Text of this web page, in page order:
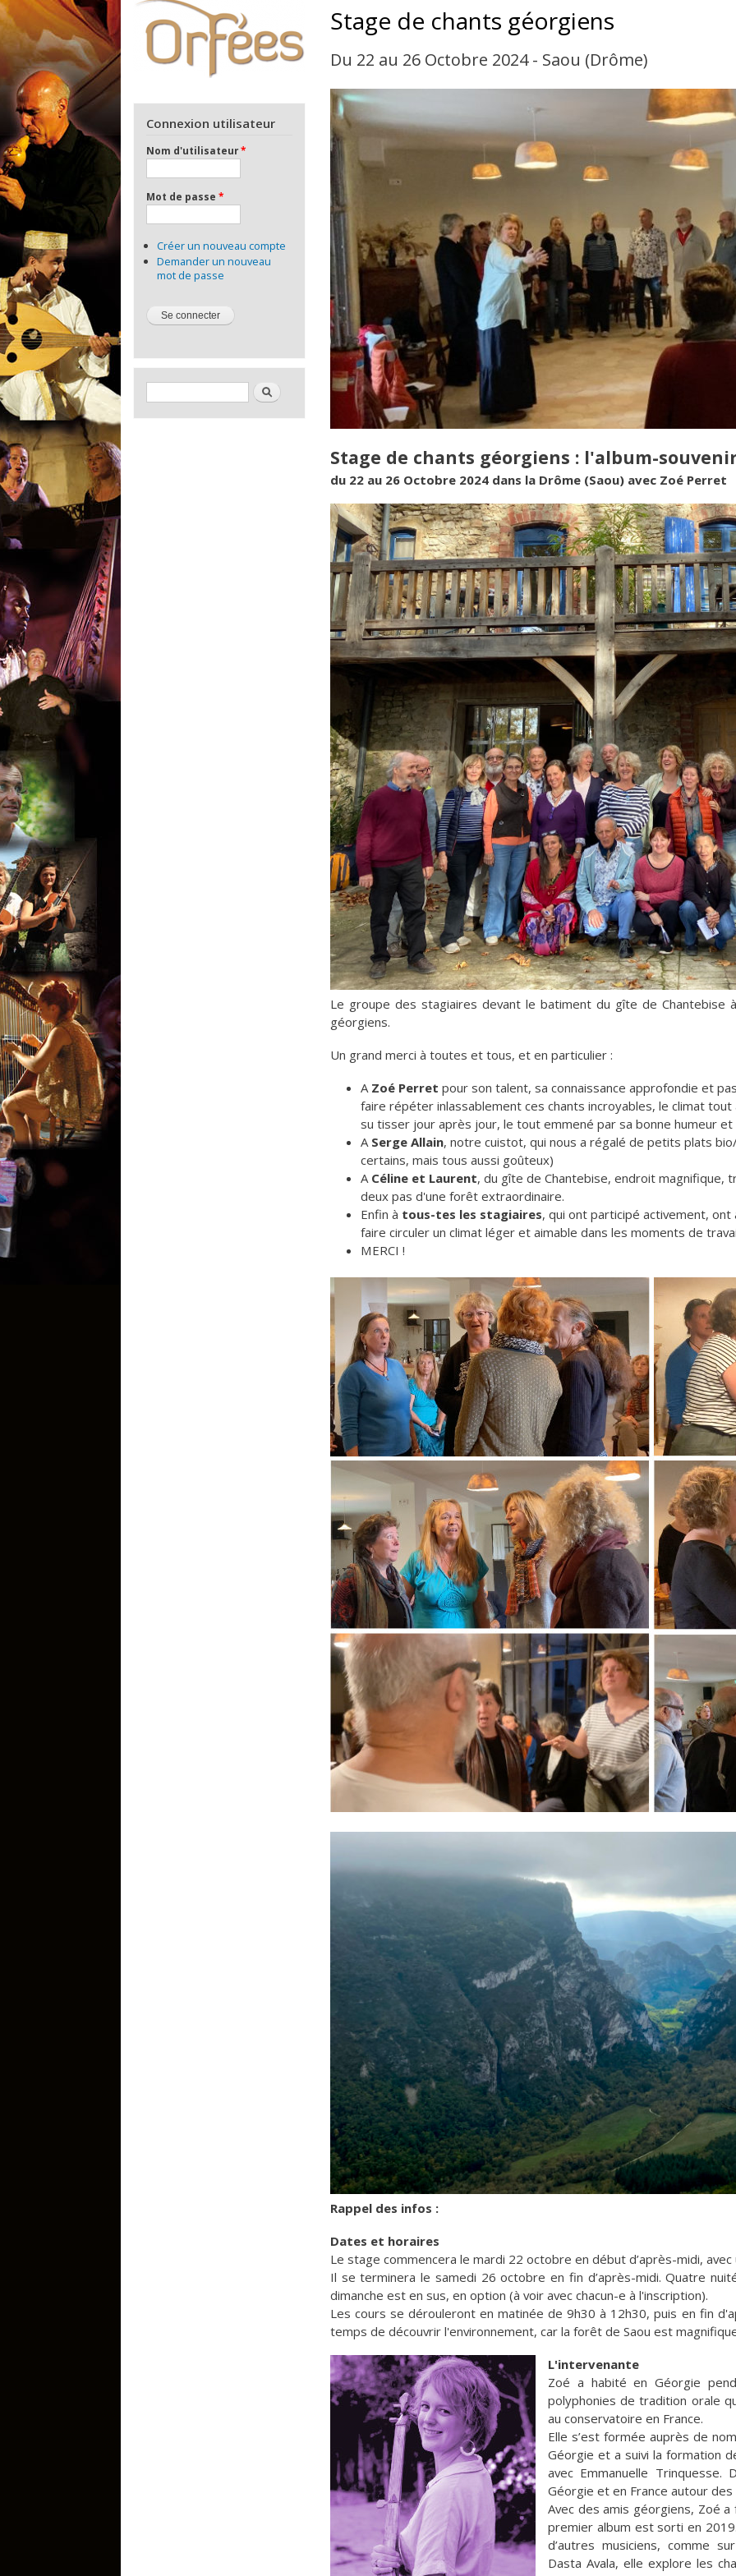
Connexion utilisateur
Nom d'utilisateur*
Mot de passe *
Créer un nouveau compte
Demander un nouveau
mot de passe
Formulaire de rechercheRechercher
Stage de chants géorgiens
Du 22 au 26 Octobre 2024 - Saou (Drôme)
Stage de chants géorgiens : l'album-
du 22 au 26 Octobre 2024 dans la Drôme (Saou) avec Zoé Perret
Montage groupe petit.jpg
Le groupe des stagiaires devant le batiment du gîte de Chantebise
géorgiens.
Un grand merci à toutes et tous, et en particulier :
A Zoé Perret pour son talent, sa connaissance approfondie et
faire répéter inlassablement ces chants incroyables, le climat
su tisser jour après jour, le tout emmené par sa bonne humeur et
A Serge Allain, notre cuistot, qui nous a régalé de petits plats
certains, mais tous aussi goûteux)
A Céline et Laurent, du gîte de Chantebise, endroit magnifique,
deux pas d'une forêt extraordinaire.
Enfin à tous-tes les stagiaires, qui ont participé activement,
faire circuler un climat léger et aimable dans les moments de
MERCI !
groupes.jpg
de la chapelle.jpg
Rappel des infos :
Dates et horaires
Le stage commencera le mardi 22 octobre en début d’après-midi,
Il se terminera le samedi 26 octobre en fin d’après-midi. Quatre
dimanche est en sus, en option (à voir avec chacun-e à l'inscription).
Les cours se dérouleront en matinée de 9h30 à 12h30, puis en fin
temps de découvrir l'environnement, car la forêt de Saou est
L'intervenante
Zoé a habité en Géorgie
polyphonies de tradition orale
au conservatoire en France.
Elle s’est formée auprès de
Géorgie et a suivi la formation
avec Emmanuelle
Géorgie et en France autour
Avec des amis géorgiens, Zoé a
premier album est sorti en
d’autres musiciens, comme
Dasta Avala, elle explore les